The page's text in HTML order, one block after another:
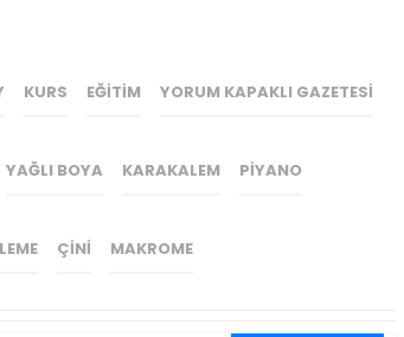
KURS EĞITIM YORUM KAPAKLI GAZETESI
YAĞLI BOYA KARAKALEM PIYANO
ÇINI MAKROME